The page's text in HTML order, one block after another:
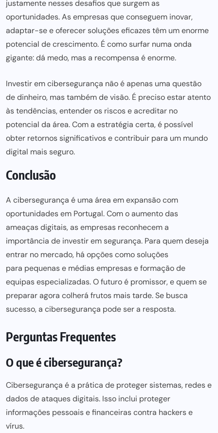
justamente nesses desafios que surgem as
oportunidades. As empresas que conseguem inovar,
adaptar-se e oferecer soluções eficazes têm um enorme
potencial de crescimento. É como surfar numa onda
gigante: dá medo, mas a recompensa é enorme.
Investir em cibersegurança não é apenas uma questão
de dinheiro, mas também de visão. É preciso estar atento
às tendências, entender os riscos e acreditar no
potencial da área. Com a estratégia certa, é possível
obter retornos significativos e contribuir para um mundo
digital mais seguro.
Conclusão
A cibersegurança é uma área em expansão com
oportunidades em Portugal. Com o aumento das
ameaças digitais, as empresas reconhecem a
importância de investir em segurança. Para quem deseja
entrar no mercado, há opções como soluções
para pequenas e médias empresase formação de
equipas especializadas. O futuro é promissor, e quem se
preparar agora colherá frutos mais tarde. Se busca
sucesso, a cibersegurança pode ser a resposta.
Perguntas Frequentes
O que é cibersegurança?
Cibersegurança é a prática de proteger sistemas, redes e
dados de ataques digitais. Isso inclui proteger
informações pessoais e financeiras contra hackers e
vírus.